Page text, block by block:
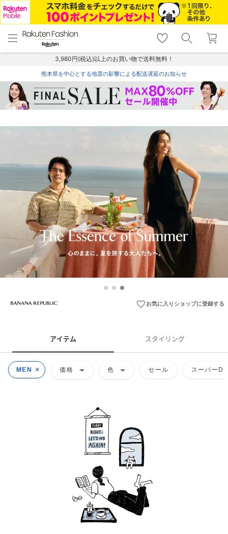
menu home
トップ
shopping_cart lock_outline
ログイン
3,980円(税込)以上のお買い物で送料無料！
熊本県を中心とする地震の影響による配送遅延のお知らせ
favorite_borderお気に入りショップに登録する
アイテム スタイリング
MEN 価格 arrow_drop_down 色 arrow_drop_down セール スーパー